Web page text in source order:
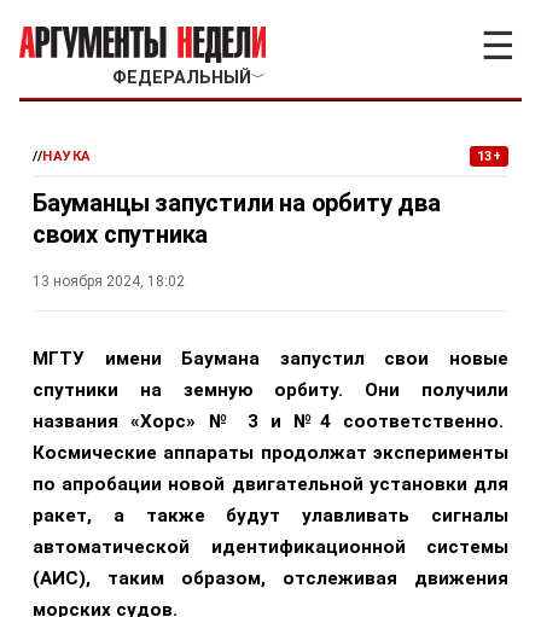
ФЕДЕРАЛЬНЫЙ ﹀
☰
//НАУКА 13+
Бауманцы запустили на орбиту два
своих спутника
13 ноября 2024, 18:02
МГТУ имени Баумана запустил свои новые
спутники на земную орбиту. Они получили
названия «Хорс» № 3 и №4 соответственно.
Космические аппараты продолжат эксперименты
по апробации новой двигательной установки для
ракет, а также будут улавливать сигналы
автоматической идентификационной системы
(АИС), таким образом, отслеживая движения
морских судов.